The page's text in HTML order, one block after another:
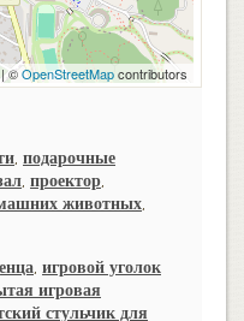
| ©OpenStreetMapcontributors
, подарочные
, проектор,
животных,
, игровой уголок
игровая
стульчик для